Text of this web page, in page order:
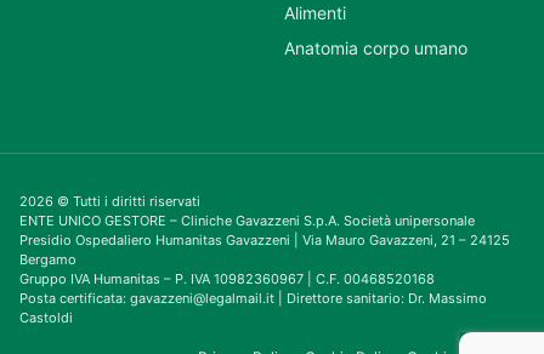
Alimenti
Anatomia corpo umano
2026 © Tutti i diritti riservati
ENTE UNICO GESTORE – Cliniche Gavazzeni S.p.A. Società unipersonale
Presidio Ospedaliero Humanitas Gavazzeni | Via Mauro Gavazzeni, 21 – 24125
Bergamo
Gruppo IVA Humanitas – P. IVA 10982360967 | C.F. 00468520168
Posta certificata: gavazzeni@legalmail.it | Direttore sanitario: Dr. Massimo
Castoldi